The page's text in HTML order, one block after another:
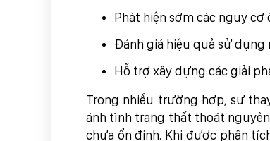
Phát hiện sớm các nguy cơ
Đánh giá hiệu quả sử
Hỗ trợ xây dựng các giải
Trong nhiều trường hợp, sự
ánh tình trạng thất thoát
chưa ổn định. Khi được phân